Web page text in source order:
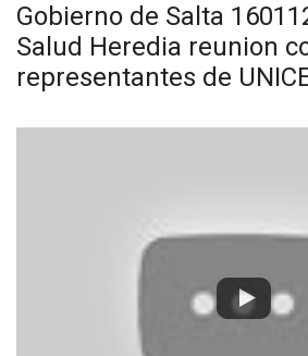
Gobierno de Salta
Salud Heredia reunion
representantes de